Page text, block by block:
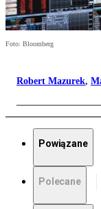
Foto: Bloomberg
Robert Mazurek,
Powiązane
Polecane